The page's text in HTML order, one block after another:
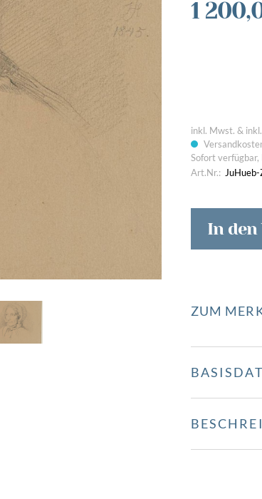
Bilder von Unterwegs
1
inkl. Mwst. &
Sofort verfügbar,
Art.Nr.: JuHueb-
In
ZUM